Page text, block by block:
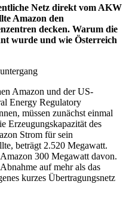
Netz direkt vom AKW
Amazon den
decken. Warum die
wurde und wie Österreich
Amazon und der US-
Energy Regulatory
müssen zunächst einmal
Erzeugungskapazität des
Strom für sein
beträgt 2.520 Megawatt.
300 Megawatt davon.
auf mehr als das
kurzes Übertragungsnetz